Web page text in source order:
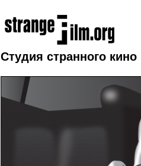
Студия странного кино